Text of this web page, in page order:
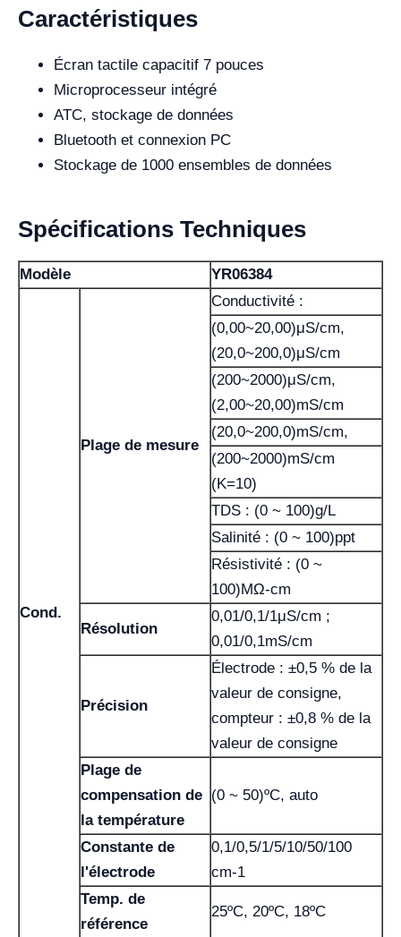
Caractéristiques
Écran tactile capacitif 7 pouces
Microprocesseur intégré
ATC, stockage de données
Bluetooth et connexion PC
Stockage de 1000 ensembles de données
Spécifications Techniques
Modèle YR06384
Cond.
Plage de mesure
Conductivité :
(0,00~20,00)μS/cm,
(20,0~200,0)μS/cm
(200~2000)μS/cm,
(2,00~20,00)mS/cm
(20,0~200,0)mS/cm,
(200~2000)mS/cm
(K=10)
TDS : (0 ~ 100)g/L
Salinité : (0 ~ 100)ppt
Résistivité : (0 ~
100)MΩ-cm
Résolution
0,01/0,1/1μS/cm ;
0,01/0,1mS/cm
Précision
Électrode : ±0,5 % de la
valeur de consigne,
compteur : ±0,8 % de la
valeur de consigne
Plage de
compensation de
la température
(0 ~ 50)ºC, auto
Constante de
l'électrode
0,1/0,5/1/5/10/50/100
cm-1
Temp. de
référence
25ºC, 20ºC, 18ºC